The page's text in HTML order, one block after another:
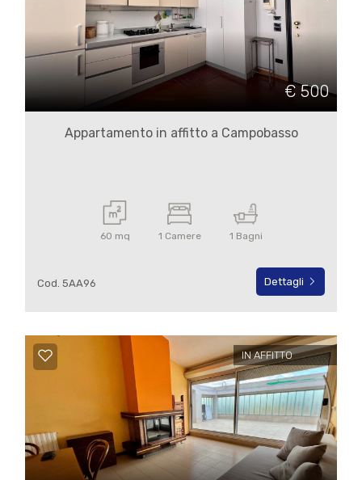
€ 500
Appartamento in affitto a Campobasso
60 mq 1 Camere 1 Bagni
Cod. 5AA96 Dettagli
IN AFFITTO
Residenziali
Commerciali
mq